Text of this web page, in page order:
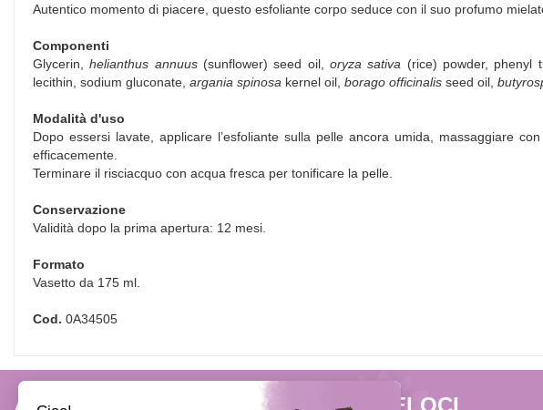
Autentico momento di piacere, questo esfoliante corpo seduce con il suo profumo
Componenti
Glycerin,helianthus annuus (sunflower) seed oil, oryza sativa (rice) powder, phenyl
lecithin, sodium gluconate, argania spinosa kernel oil, borago officinalis seed oil,
Modalità d'uso
Dopo essersi lavate, applicare l’esfoliante sulla pelle ancora umida, massaggiare
efficacemente.
Terminare il risciacquo con acqua fresca per tonificare la pelle.
Conservazione
Validità dopo la prima apertura: 12 mesi.
Formato
Vasetto da 175 ml.
Cod. 0A34505
AREA UTENTE LINK VELOCI